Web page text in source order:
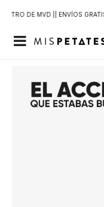
DE MVD | | ENVÍOS
